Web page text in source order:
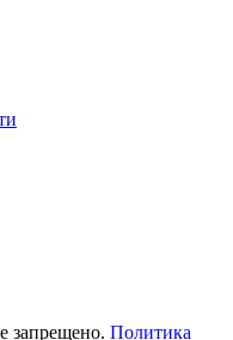
запрещено. Политика